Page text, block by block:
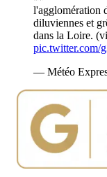
l'agglomération
diluviennes et
dans la Loire.
pic.twitter.com/
— Météo